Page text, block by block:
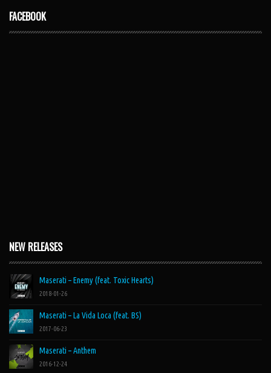
FACEBOOK
NEW RELEASES
Maserati – Enemy (feat. Toxic Hearts)
2018-01-26
Maserati – La Vida Loca (feat. BS)
2017-06-23
Maserati – Anthem
2016-12-24